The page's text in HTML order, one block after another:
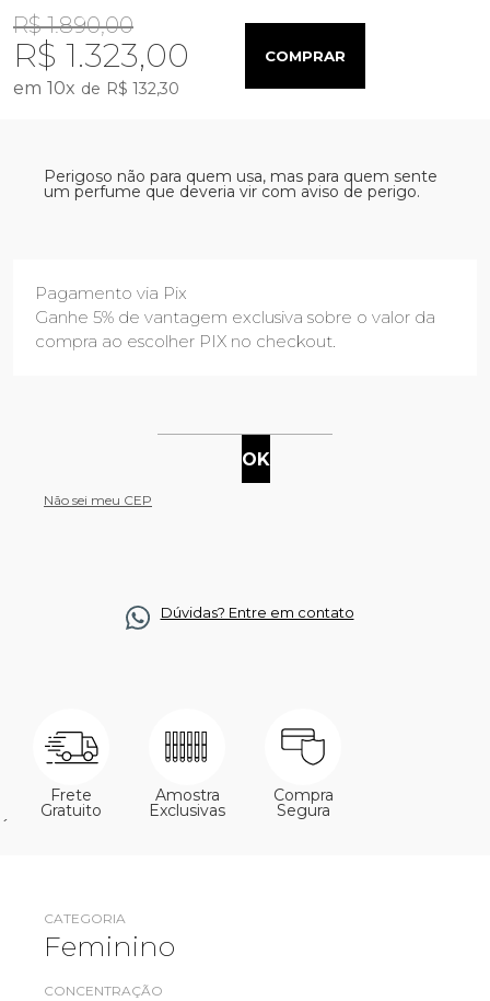
R$ 1.890,00
R$ 1.323,00
10x R$ 132,30
COMPRAR
Perigoso não para quem usa, mas para quem sente
um perfume que deveria vir com aviso de perigo.
Pagamento via Pix
Ganhe 5% de vantagem exclusiva sobre o valor da
compra ao escolher PIX no checkout.
Não sei meu CEP
Dúvidas? Entre em contato
Frete
Gratuito
Amostra
Exclusivas
Compra
Segura
´
CATEGORIA
Feminino
CONCENTRAÇÃO